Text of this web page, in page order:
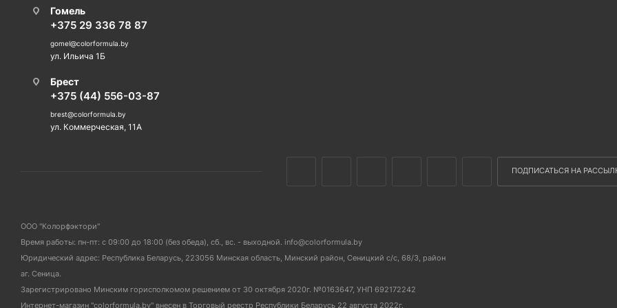
Гомель
+375 29 336 78 87
gomel@colorformula.by
ул. Ильича 1Б
Брест
+375 (44) 556-03-87
brest@colorformula.by
ул. Коммерческая, 11А
ПОДПИСАТЬСЯ НА
ООО "Колорфэктори"
Время работы: пн-пт: с 09:00 до 18:00 (без обеда), сб., вс. - выходной. info@colorformula.by
Юридический адрес: Республика Беларусь, 223056 Минская область, Минский район, Сеницкий с/с, 68/3, район
аг. Сеница.
Зарегистрировано Минским горисполкомом решением от 30 октября 2020г. №0163647, УНП 692172242
Интернет-магазин "colorformula.by" внесен в Торговый реестр Республики Беларусь 22 августа 2022г.